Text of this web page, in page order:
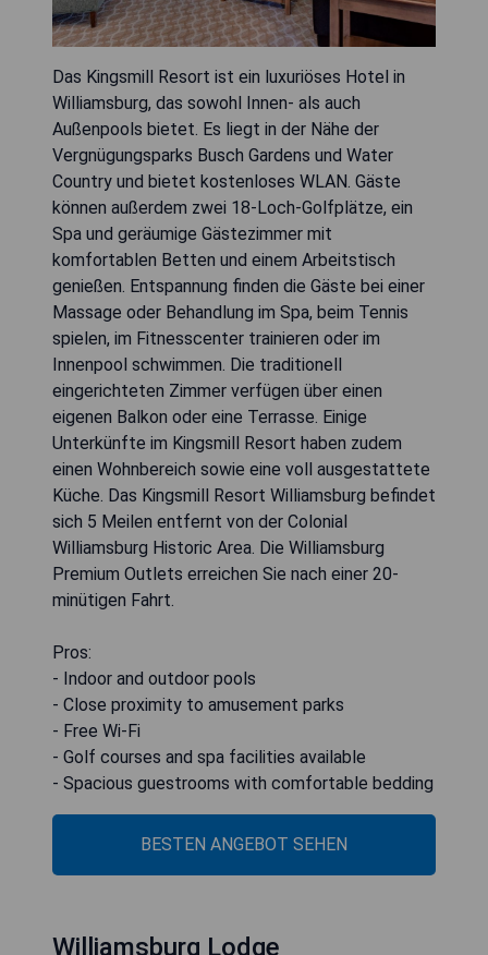
Das Kingsmill Resort ist ein luxuriöses Hotel in
Williamsburg, das sowohl Innen- als auch
Außenpools bietet. Es liegt in der Nähe der
Vergnügungsparks Busch Gardens und Water
Country und bietet kostenloses WLAN. Gäste
können außerdem zwei 18-Loch-Golfplätze, ein
Spa und geräumige Gästezimmer mit
komfortablen Betten und einem Arbeitstisch
genießen. Entspannung finden die Gäste bei einer
Massage oder Behandlung im Spa, beim Tennis
spielen, im Fitnesscenter trainieren oder im
Innenpool schwimmen. Die traditionell
eingerichteten Zimmer verfügen über einen
eigenen Balkon oder eine Terrasse. Einige
Unterkünfte im Kingsmill Resort haben zudem
einen Wohnbereich sowie eine voll ausgestattete
Küche. Das Kingsmill Resort Williamsburg befindet
sich 5 Meilen entfernt von der Colonial
Williamsburg Historic Area. Die Williamsburg
Premium Outlets erreichen Sie nach einer 20-
minütigen Fahrt.
Pros:
- Indoor and outdoor pools
- Close proximity to amusement parks
- Free Wi-Fi
- Golf courses and spa facilities available
- Spacious guestrooms with comfortable bedding
BESTEN ANGEBOT SEHEN
Williamsburg Lodge